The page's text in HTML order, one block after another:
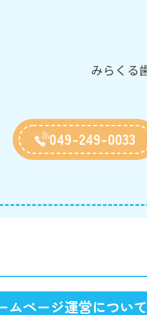
みらくる
049-249-0033
ムページ運営について